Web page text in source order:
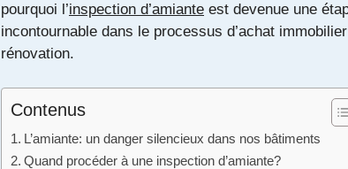
pourquoi l’inspection d’amiante est devenue une
incontournable dans le processus d’achat
rénovation.
Contenus
L’amiante: un danger silencieux dans nos bâtiments
Quand procéder à une inspection d’amiante?